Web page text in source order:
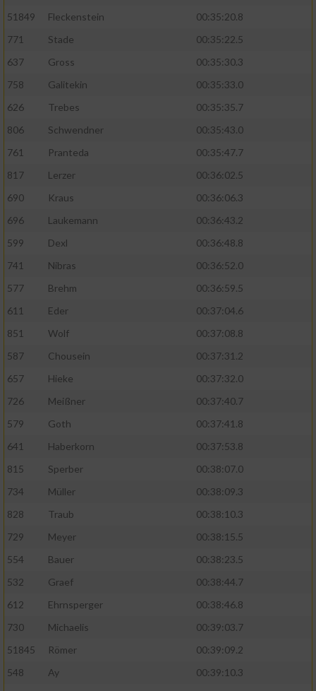
51849
Fleckenstein
00:35:20.8
771
Stade
00:35:22.5
637
Gross
00:35:30.3
758
Galitekin
00:35:33.0
626
Trebes
00:35:35.7
806
Schwendner
00:35:43.0
761
Pranteda
00:35:47.7
817
Lerzer
00:36:02.5
690
Kraus
00:36:06.3
696
Laukemann
00:36:43.2
599
Dexl
00:36:48.8
741
Nibras
00:36:52.0
577
Brehm
00:36:59.5
611
Eder
00:37:04.6
851
Wolf
00:37:08.8
587
Chousein
00:37:31.2
657
Hieke
00:37:32.0
726
Meißner
00:37:40.7
579
Goth
00:37:41.8
641
Haberkorn
00:37:53.8
815
Sperber
00:38:07.0
734
Müller
00:38:09.3
828
Traub
00:38:10.3
729
Meyer
00:38:15.5
554
Bauer
00:38:23.5
532
Graef
00:38:44.7
612
Ehrnsperger
00:38:46.8
730
Michaelis
00:39:03.7
51845
Römer
00:39:09.2
548
Ay
00:39:10.3